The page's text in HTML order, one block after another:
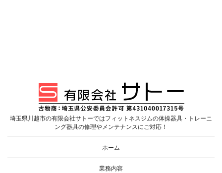
埼玉県川越市の有限会社サトーではフィットネスジムの体操器具・トレーニ
ング器具の修理やメンテナンスにご対応！
ホーム
業務内容